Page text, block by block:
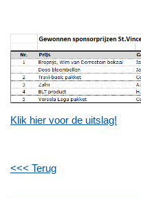
Klik hier voor de uitslag!
<<< Terug